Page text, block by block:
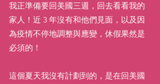
我正準備要回美國三週，回去看看我的
家人！近 3 年沒有和他們見面，以及因
為疫情不停地調整與應變，休假果然是
必須的！
這個夏天我沒有計劃到的，是在回美國